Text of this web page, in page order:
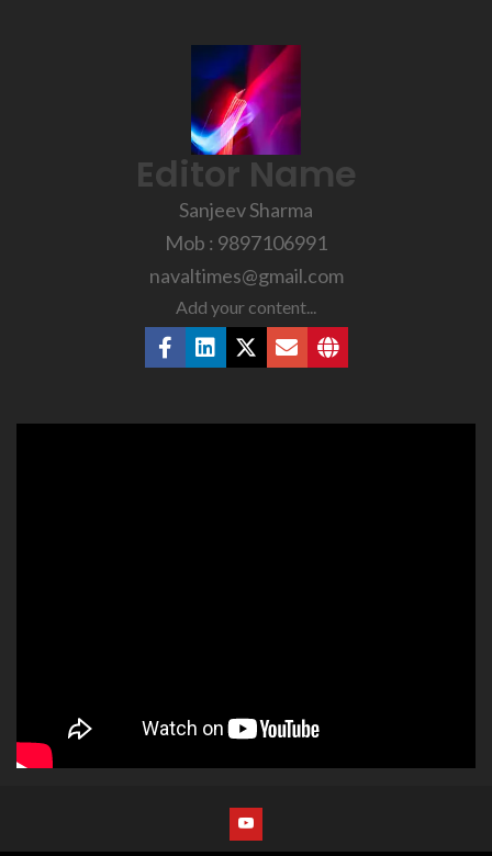
Editor Name
Sanjeev Sharma
Mob : 9897106991
navaltimes@gmail.com
Add your content...